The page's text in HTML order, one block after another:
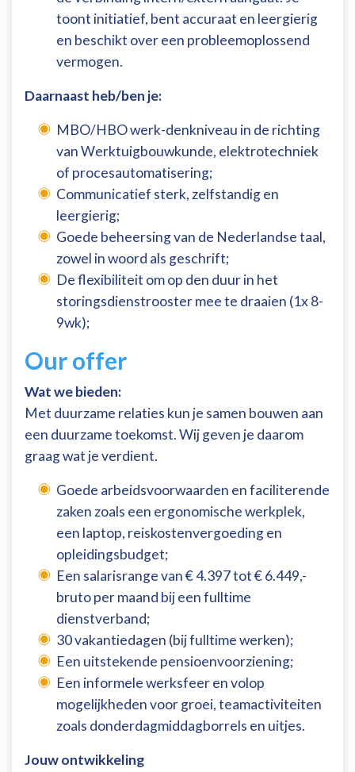
toont initiatief, bent accuraat en leergierig
en beschikt over een probleemoplossend
vermogen.
Daarnaast heb/ben je:
MBO/HBO werk-denkniveau in de richting
van Werktuigbouwkunde, elektrotechniek
of procesautomatisering;
Communicatief sterk, zelfstandig en
leergierig;
Goede beheersing van de Nederlandse taal,
zowel in woord als geschrift;
De flexibiliteit om op den duur in het
storingsdienstrooster mee te draaien (1x 8-
9wk);
Our offer
Wat we bieden:
Met duurzame relaties kun je samen bouwen aan
een duurzame toekomst. Wij geven je daarom
graag wat je verdient.
Goede arbeidsvoorwaarden en faciliterende
zaken zoals een ergonomische werkplek,
een laptop, reiskostenvergoeding en
opleidingsbudget;
Een salarisrange van € 4.397 tot € 6.449,-
bruto per maand bij een fulltime
dienstverband;
30 vakantiedagen (bij fulltime werken);
Een uitstekende pensioenvoorziening;
Een informele werksfeer en volop
mogelijkheden voor groei, teamactiviteiten
zoals donderdagmiddagborrels en uitjes.
Jouw ontwikkeling